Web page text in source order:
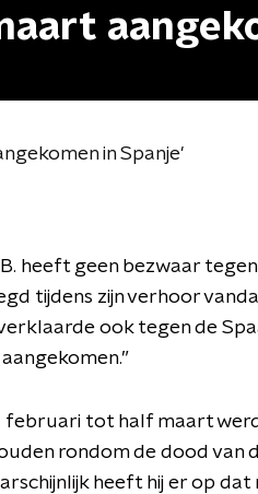
in Spanje'
heeft geen bezwaar
tijdens zijn verhoor
ook tegen de
februari tot half maart
rondom de dood van
heeft hij er op